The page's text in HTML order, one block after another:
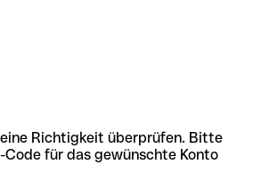
Richtigkeit überprüfen. Bitte
für das gewünschte Konto